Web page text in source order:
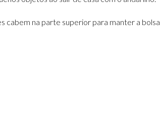
cabem na parte superior para manter a bolsa